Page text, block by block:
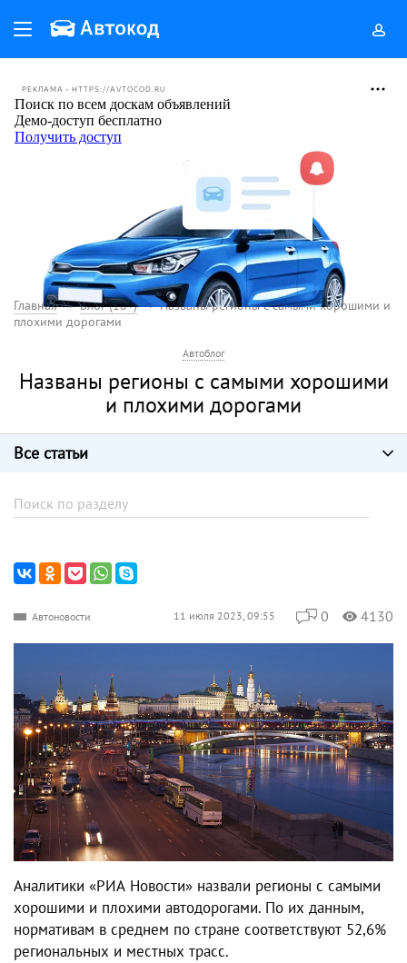
РЕКЛАМА • HTTPS://AVTOCOD.RU
Главная Блог (18+)
Названы регионы с самыми хорошими и
плохими дорогами
Автоблог
Названы регионы с самыми хорошими
и плохими дорогами
Все статьи
Автоновости 11 июля 2023, 09:55 0 4130
Аналитики «РИА Новости» назвали регионы с самыми
хорошими и плохими автодорогами. По их данным,
нормативам в среднем по стране соответствуют 52,6%
региональных и местных трасс.